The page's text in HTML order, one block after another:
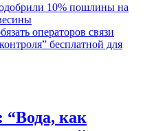
10% пошлины на
операторов связи
бесплатной для
как